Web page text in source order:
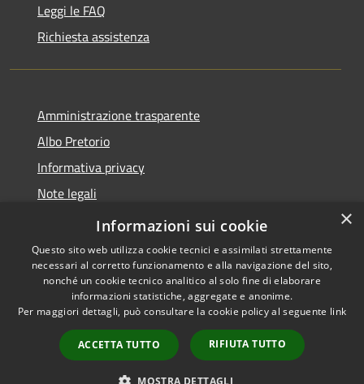
Leggi le FAQ
Richiesta assistenza
Amministrazione trasparente
Albo Pretorio
Informativa privacy
Note legali
Dichiarazione di accessibilità
Accessibilità
Copyright © 2026 • Comune di
Villa Guardia • Powered by
Municipium•
Accesso
redazione
×
Informazioni sui cookie
Questo sito web utilizza cookie tecnici e assimilati strettamente
necessari al corretto funzionamento e alla navigazione del sito,
nonché un cookie tecnico analitico al solo fine di elaborare
informazioni statistiche, aggregate e anonime.
Per maggiori dettagli, può consultare la cookie policy al seguente link
ACCETTA TUTTO RIFIUTA TUTTO
MOSTRA DETTAGLI